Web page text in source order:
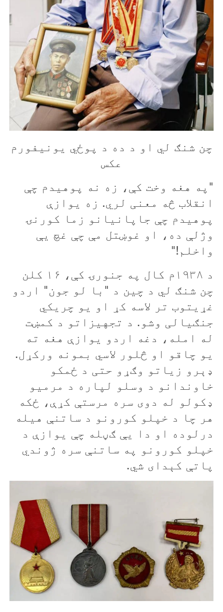
چن شنګ لي او د ده د پوځي یونیفورم
عکس
"په هغه وخت کې، زه نه پوهیدم چې
انقلاب څه معنی لري. زه یوازې
پوهیدم چې جاپانیانو زما کورنۍ
وژلې ده ، او غوښتل مې چې غچ يې
واخلم!"
د ۱۹۳۸م کال په جنورۍ کې، ۱۶ کلن
چن شنګ لي د چين د "با لو جون" اردو
غړیتوب تر لاسه کړ او یو چریکي
جنګیالی وشو. د تجهیزاتو د کمښت
له امله، دغه اردو يوازې هغه ته
یو چاقو او څلور لاسي بمونه ورکړل.
ډېرو زياتو وګړو حتی د ځمکو
خاوندانو د وسلو لپاره د مرمیو
ډکولو له دوی سره مرستې کړې، ځکه
هر چا د خپلو کورونو د ساتنې هيله
درلوده او دا يې ګڼله چې یوازې د
خپلو کورونو په ساتنې سره ژوندي
پاتې کېدای شي.